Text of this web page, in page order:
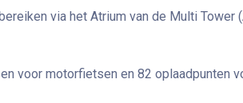
via het Atrium van de Multi Tower
voor motorfietsen en 82 oplaadpunten